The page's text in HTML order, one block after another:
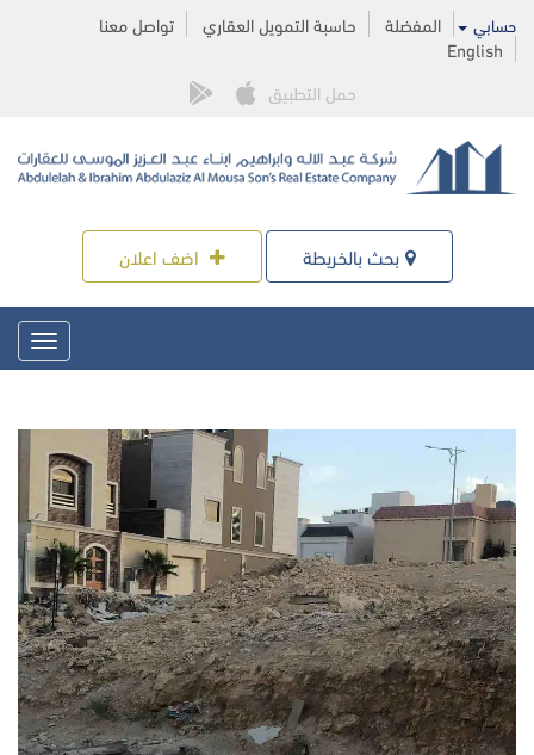
حسابي المفضلة حاسبة التمويل العقاري
تواصل معنا
English
حمل التطبيق
بحث بالخريطة اضف اعلان